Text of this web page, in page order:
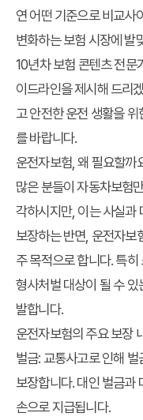
연 어떤 기준으로 비교사
변화하는 보험 시장에 발
10년차 보험 콘텐츠 전문
이드라인을 제시해 드리
고 안전한 운전 생활을 위
를 바랍니다.
운전자보험, 왜 필요할까
많은 분들이 자동차보험
각하시지만, 이는 사실과
보장하는 반면, 운전자보
주 목적으로 합니다. 특히
형사처벌 대상이 될 수
발합니다.
운전자보험의 주요 보장
벌금: 교통사고로 인해
보장합니다. 대인 벌금과
손으로 지급됩니다.